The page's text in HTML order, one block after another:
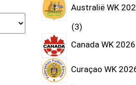
Australië WK
3
Canada WK
Curaçao WK